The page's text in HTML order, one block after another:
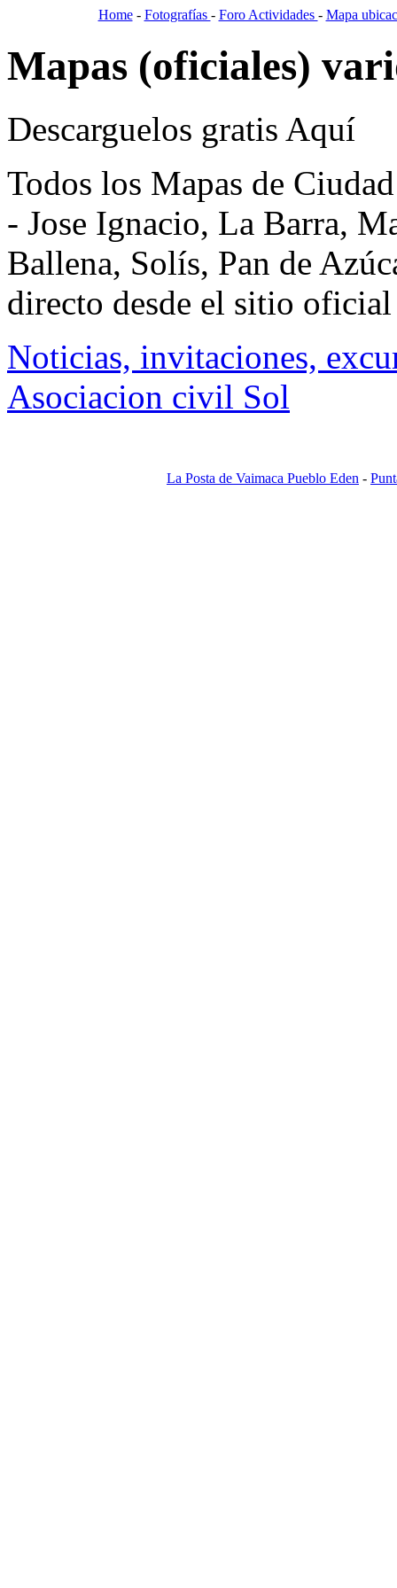
Home- Fotografías - Foro Actividades - Mapa
Mapas (oficiales)
Descarguelos gratis Aquí
Todos los Mapas de
- Jose Ignacio, La Barra,
Ballena, Solís, Pan de
directo desde el sitio
Noticias, invitaciones,
Asociacion civil Sol
La Posta de Vaimaca Pueblo Eden -